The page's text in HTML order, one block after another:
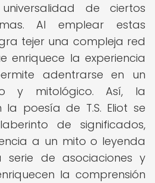
de ciertos
Al emplear estas
tejer una compleja red
enriquece la experiencia
adentrarse en un
y mitológico. Así, la
la poesía de T.S. Eliot se
de significados,
a un mito o leyenda
serie de asociaciones y
la comprensión